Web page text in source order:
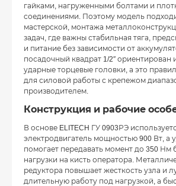
гайками, нагруженными болтами и
соединениями. Поэтому модель
мастерской, монтажа
задач, где важны стабильная тяга,
и питание без зависимости от
посадочный квадрат 1/2″ ориентирован
ударные торцевые головки, а это
для силовой работы с крепежом
производителем.
Конструкция и рабочие
В основе ELITECH ГУ 0903РЭ
электродвигатель мощностью 900 Вт, а
помогает передавать момент до 350 Нм
нагрузки на кисть оператора.
редуктора повышает жесткость узла и
длительную работу под нагрузкой, а